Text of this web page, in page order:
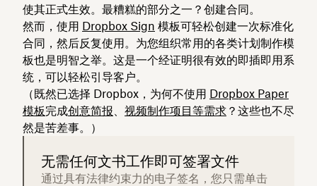
使其正式生效。最糟糕的部分之一？创建合同。
然而，使用 Dropbox Sign 模板可轻松创建一次标准化
合同，然后反复使用。为您组织常用的各类计划制作模
板也是明智之举。这是一个经证明很有效的即插即用系
统，可以轻松引导客户。
（既然已选择 Dropbox，为何不使用 Dropbox Paper
模板完成创意简报 视频制作项目等需求 ？这些也不尽
然是苦差事。）
无需任何文书工作即可签署文件
通过具有法律约束力的电子签名，您只需单击